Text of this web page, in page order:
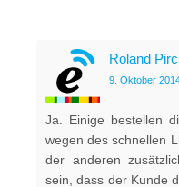
Roland
9. Oktober
Ja. Einige bestellen
wegen des schnellen
der anderen
sein, dass der Kunde